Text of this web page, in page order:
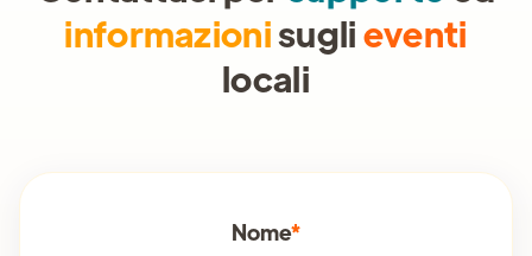
informazionisuglieventi
locali
Nome*